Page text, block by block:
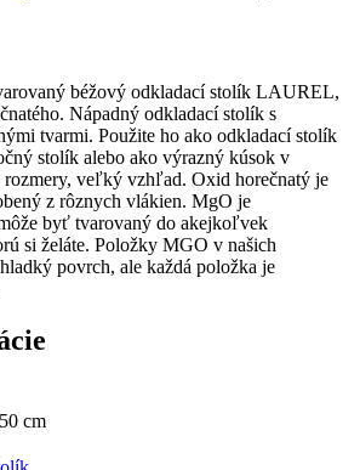
béžový odkladací stolík LAUREL,
Nápadný odkladací stolík s
tvarmi. Použite ho ako odkladací stolík
stolík alebo ako výrazný kúsok v
rozmery, veľký vzhľad. Oxid horečnatý je
z rôznych vlákien. MgO je
byť tvarovaný do akejkoľvek
si želáte. Položky MGO v našich
povrch, ale každá položka je
cm